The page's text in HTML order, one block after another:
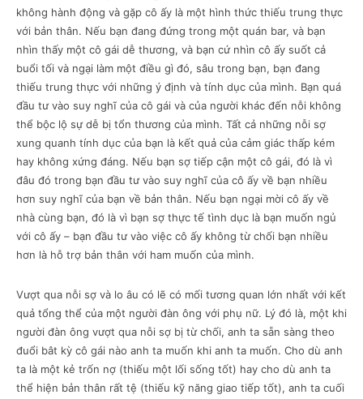
không hành động và gặp cô ấy là một hình thức thiếu trung thực
với bản thân. Nếu bạn đang đứng trong một quán bar, và bạn
nhìn thấy một cô gái dễ thương, và bạn cứ nhìn cô ấy suốt cả
buổi tối và ngại làm một điều gì đó, sâu trong bạn, bạn đang
thiếu trung thực với những ý định và tính dục của mình. Bạn quá
đầu tư vào suy nghĩ của cô gái và của người khác đến nỗi không
thể bộc lộ sự dễ bị tổn thương của mình. Tất cả những nỗi sợ
xung quanh tính dục của bạn là kết quả của cảm giác thấp kém
hay không xứng đáng. Nếu bạn sợ tiếp cận một cô gái, đó là vì
đâu đó trong bạn đầu tư vào suy nghĩ của cô ấy về bạn nhiều
hơn suy nghĩ của bạn về bản thân. Nếu bạn ngại mời cô ấy về
nhà cùng bạn, đó là vì bạn sợ thực tế tình dục là bạn muốn ngủ
với cô ấy – bạn đầu tư vào việc cô ấy không từ chối bạn nhiều
hơn là hỗ trợ bản thân với ham muốn của mình.
Vượt qua nỗi sợ và lo âu có lẽ có mối tương quan lớn nhất với kết
quả tổng thể của một người đàn ông với phụ nữ. Lý đó là, một khi
người đàn ông vượt qua nỗi sợ bị từ chối, anh ta sẵn sàng theo
đuổi bât kỳ cô gái nào anh ta muốn khi anh ta muốn. Cho dù anh
ta là một kẻ trốn nợ (thiếu một lối sống tốt) hay cho dù anh ta
thể hiện bản thân rất tệ (thiếu kỹ năng giao tiếp tốt), anh ta cuối